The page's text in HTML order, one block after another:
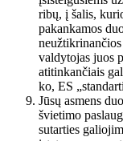
ribų, į šalis,
pakankamos
valdytojas juos
atitinkančiais
ko, ES
Jūsų asmens
švietimo
sutarties